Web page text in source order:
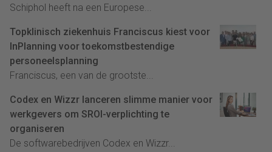
Schiphol heeft na een Europese...
Topklinisch ziekenhuis Franciscus kiest voor
InPlanning voor toekomstbestendige
personeelsplanning
Franciscus, een van de grootste...
Codex en Wizzr lanceren slimme manier voor
werkgevers om SROI-verplichting te
organiseren
De softwarebedrijven Codex en Wizzr...